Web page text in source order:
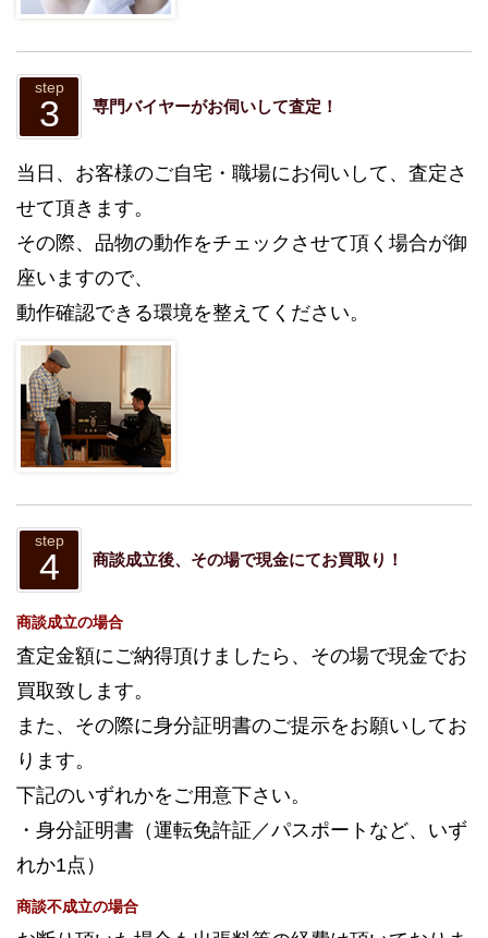
step
3 専門バイヤーがお伺いして査定！
当日、お客様のご自宅・職場にお伺いして、査定さ
せて頂きます。
その際、品物の動作をチェックさせて頂く場合が御
座いますので、
動作確認できる環境を整えてください。
step
4 商談成立後、その場で現金にてお買取り！
商談成立の場合
査定金額にご納得頂けましたら、その場で現金でお
買取致します。
また、その際に身分証明書のご提示をお願いしてお
ります。
下記のいずれかをご用意下さい。
・身分証明書（運転免許証／パスポートなど、いず
れか1点）
商談不成立の場合